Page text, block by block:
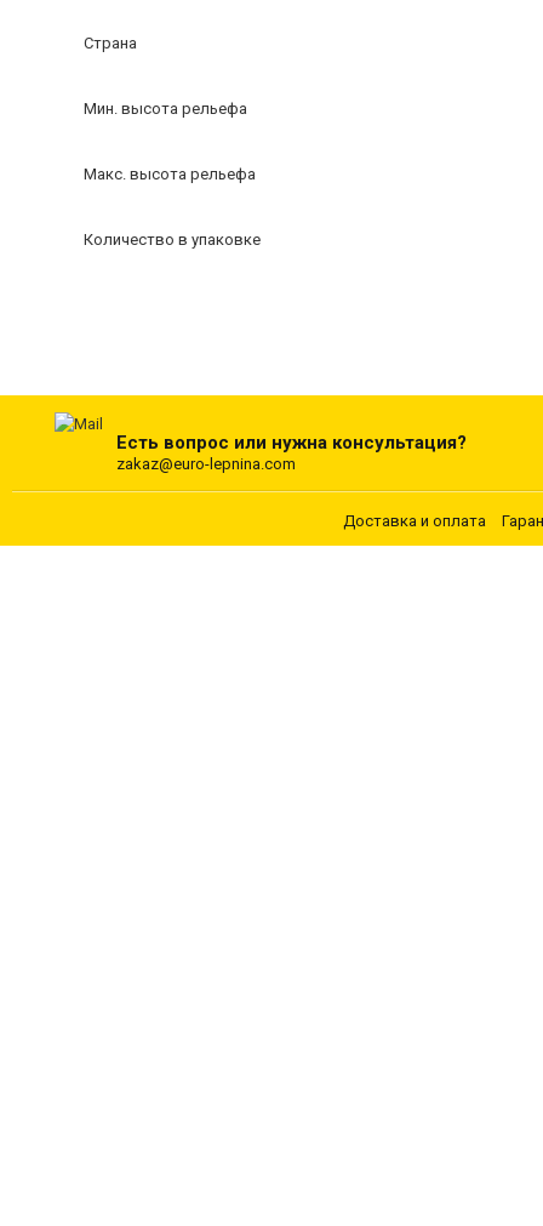
Страна
Мин. высота рельефа
Макс. высота рельефа
Количество в упаковке
Есть вопрос или нужна консультация?
zakaz@euro-lepnina.com
Доставка и оплата